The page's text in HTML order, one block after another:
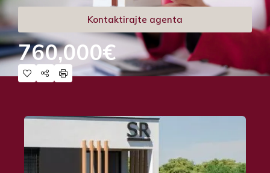
Kontaktirajte agenta
760,000€